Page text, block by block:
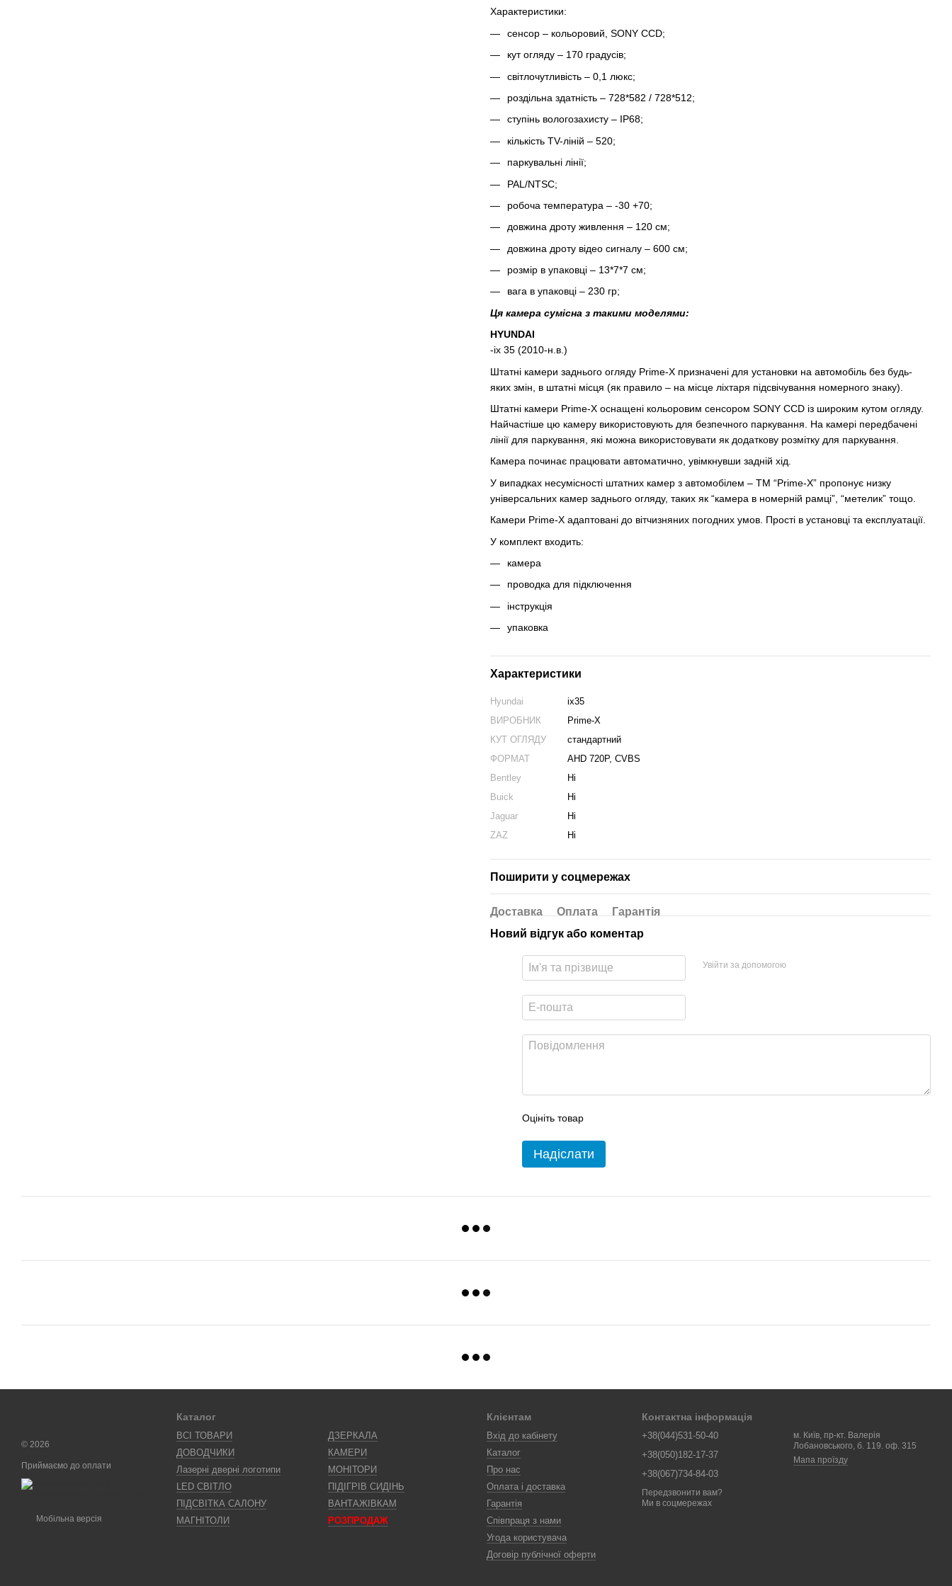
Характеристики:
сенсор – кольоровий, SONY CCD;
кут огляду – 170 градусів;
світлочутливість – 0,1 люкс;
роздільна здатність – 728*582 / 728*512;
ступінь вологозахисту – IP68;
кількість TV-ліній – 520;
паркувальні лінії;
PAL/NTSC;
робоча температура – -30 +70;
довжина дроту живлення – 120 см;
довжина дроту відео сигналу – 600 см;
розмір в упаковці – 13*7*7 см;
вага в упаковці – 230 гр;
Ця камера сумісна з такими моделями:
HYUNDAI
-ix 35 (2010-н.в.)
Штатні камери заднього огляду Prime-X призначені для установки на автомобіль без будь-
яких змін, в штатні місця (як правило – на місце ліхтаря підсвічування номерного знаку).
Штатні камери Prime-X оснащені кольоровим сенсором SONY CCD із широким кутом огляду.
Найчастіше цю камеру використовують для безпечного паркування. На камері передбачені
лінії для паркування, які можна використовувати як додаткову розмітку для паркування.
Камера починає працювати автоматично, увімкнувши задній хід.
У випадках несумісності штатних камер з автомобілем – TM “Prime-X” пропонує низку
універсальних камер заднього огляду, таких як “камера в номерній рамці”, “метелик” тощо.
Камери Prime-X адаптовані до вітчизняних погодних умов. Прості в установці та експлуатації.
У комплект входить:
камера
проводка для підключення
інструкція
упаковка
Характеристики
Hyundai
ix35
ВИРОБНИК
Prime-X
КУТ ОГЛЯДУ
стандартний
ФОРМАТ
AHD 720P, CVBS
Bentley
Ні
Buick
Ні
Jaguar
Ні
ZAZ
Ні
Поширити у соцмережах
Доставка Оплата
Гарантія
Новий відгук або коментар
Увійти за допомогою
Оцініть товар
Надіслати
© 2026
Приймаємо до оплати
Мобільна версія
Каталог
ВСІ ТОВАРИ
ДОВОДЧИКИ
Лазерні дверні логотипи
LED СВІТЛО
ПІДСВІТКА САЛОНУ
МАГНІТОЛИ
ДЗЕРКАЛА
КАМЕРИ
МОНІТОРИ
ПІДІГРІВ СИДІНЬ
ВАНТАЖІВКАМ
РОЗПРОДАЖ
Клієнтам
Вхід до кабінету
Каталог
Про нас
Оплата і доставка
Гарантія
Співпраця з нами
Угода користувача
Договір публічної оферти
Контактна інформація
+38(044)531-50-40
+38(050)182-17-37
+38(067)734-84-03
Передзвонити вам?
м. Київ, пр-кт. Валерія
Лобановського, б. 119. оф. 315
Мапа проїзду
Ми в соцмережах